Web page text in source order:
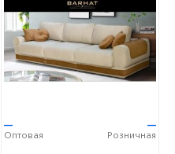
—
Оптовая
—
Розничная